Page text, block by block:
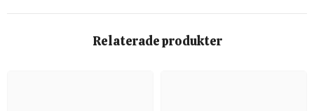
Relaterade produkter